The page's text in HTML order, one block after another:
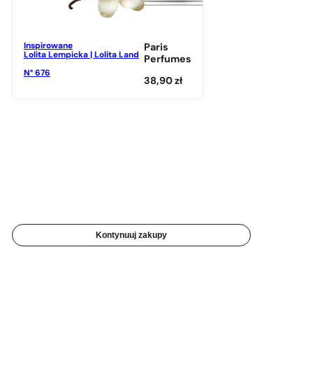
Inspirowane
Lolita Lempicka | Lolita Land
N° 676
Paris
Perfumes
38,90zł
Kontynuuj zakupy